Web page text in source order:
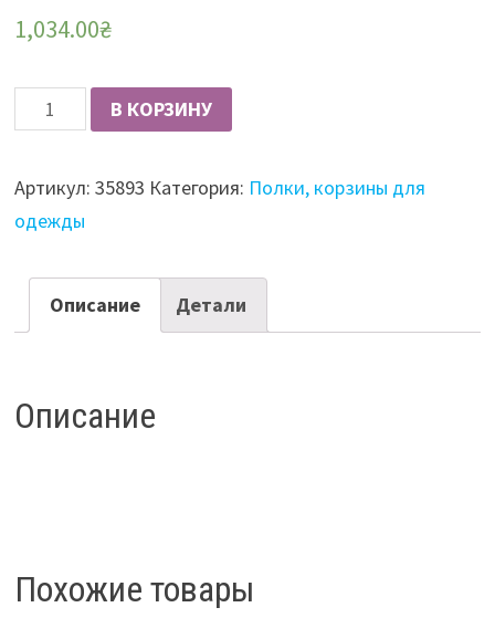
1,034.00₴
Количество
S-
Полка
для
алюм.
с
(бок.
крепление)
В КОРЗИНУ
Артикул: 35893 Категория: Полки, корзины для
одежды
Описание Детали
Описание
Похожие товары